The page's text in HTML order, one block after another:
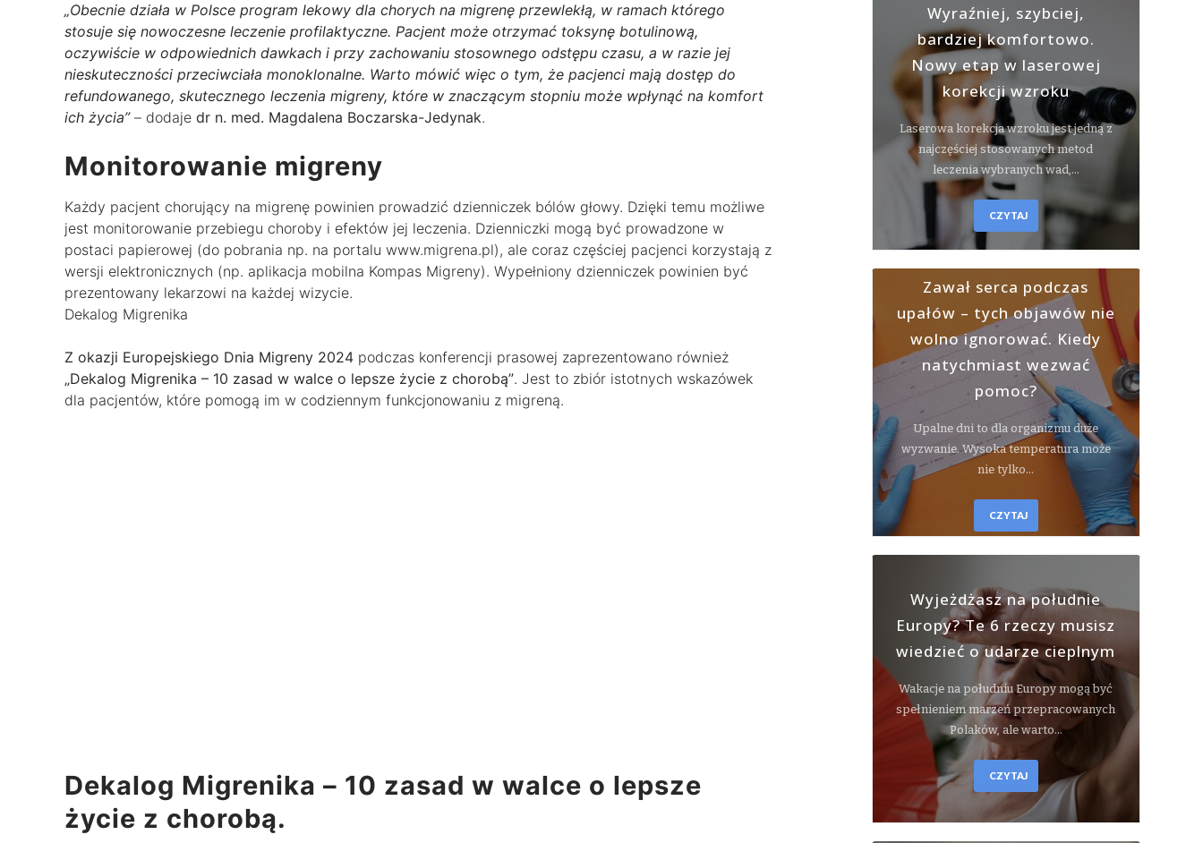
„Obecnie działa w Polsce program lekowy dla chorych na migrenę przewlekłą, w ramach którego
stosuje się nowoczesne leczenie profilaktyczne. Pacjent może otrzymać toksynę botulinową,
oczywiście w odpowiednich dawkach i przy zachowaniu stosownego odstępu czasu, a w razie jej
nieskuteczności przeciwciała monoklonalne. Warto mówić więc o tym, że pacjenci mają dostęp do
refundowanego, skutecznego leczenia migreny, które w znaczącym stopniu może wpłynąć na komfort
ich życia”– dodaje dr n. med. Magdalena Boczarska-Jedynak.
Monitorowanie migreny
Każdy pacjent chorujący na migrenę powinien prowadzić dzienniczek bólów głowy. Dzięki temu możliwe
jest monitorowanie przebiegu choroby i efektów jej leczenia. Dzienniczki mogą być prowadzone w
postaci papierowej (do pobrania np. na portalu www.migrena.pl), ale coraz częściej pacjenci korzystają z
wersji elektronicznych (np. aplikacja mobilna Kompas Migreny). Wypełniony dzienniczek powinien być
prezentowany lekarzowi na każdej wizycie.
Dekalog Migrenika
Z okazji Europejskiego Dnia Migreny 2024 podczas konferencji prasowej zaprezentowano również
„Dekalog Migrenika – 10 zasad w walce o lepsze życie z chorobą”. Jest to zbiór istotnych wskazówek
dla pacjentów, które pomogą im w codziennym funkcjonowaniu z migreną.
Dekalog Migrenika – 10 zasad w walce o lepsze
życie z chorobą.
Wyraźniej, szybciej,
bardziej komfortowo.
Nowy etap w laserowej
korekcji wzroku
Laserowa korekcja wzroku jest jedną z
najczęściej stosowanych metod
leczenia wybranych wad,…
CZYTAJ
Zawał serca podczas
upałów – tych objawów nie
wolno ignorować. Kiedy
natychmiast wezwać
pomoc?
Upalne dni to dla organizmu duże
wyzwanie. Wysoka temperatura może
nie tylko…
CZYTAJ
Wyjeżdżasz na południe
Europy? Te 6 rzeczy musisz
wiedzieć o udarze cieplnym
Wakacje na południu Europy mogą być
spełnieniem marzeń przepracowanych
Polaków, ale warto…
CZYTAJ